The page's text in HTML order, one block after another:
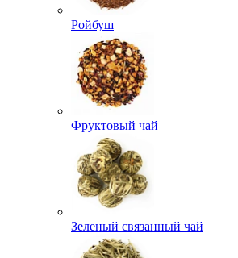
Ройбуш
Фруктовый чай
Зеленый связанный чай